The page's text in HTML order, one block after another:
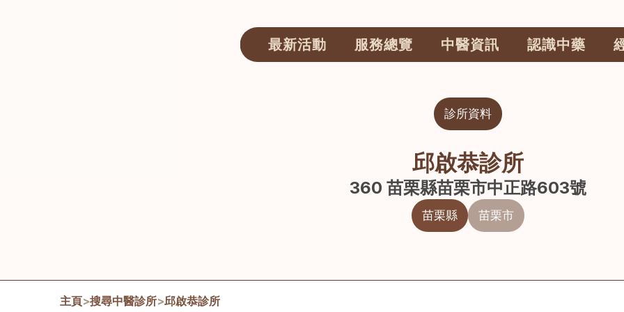
最新活動 服務總覽 中醫資訊 認識中藥
診所資料
邱啟恭診所
360 苗栗縣苗栗市中正路603號
苗栗縣 苗栗市
主頁>搜尋中醫診所>邱啟恭診所